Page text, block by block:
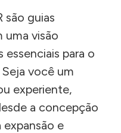
são guias
visão
para o
você um
experiente,
a concepção
e